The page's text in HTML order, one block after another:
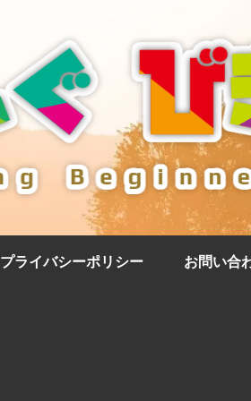
プライバシーポリシー お問い合